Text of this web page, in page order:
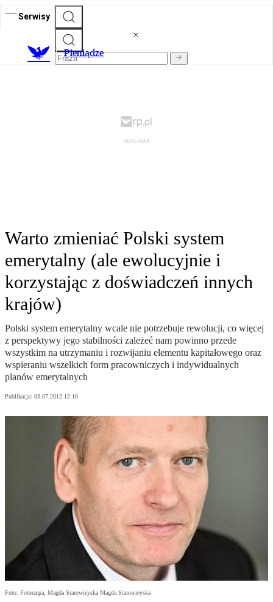
Serwisy
Pieniądze
Warto zmieniać Polski system
emerytalny (ale ewolucyjnie i
korzystając z doświadczeń innych
krajów)
Polski system emerytalny wcale nie potrzebuje rewolucji, co więcej
z perspektywy jego stabilności zależeć nam powinno przede
wszystkim na utrzymaniu i rozwijaniu elementu kapitałowego oraz
wspieraniu wszelkich form pracowniczych i indywidualnych
planów emerytalnych
Publikacja: 03.07.2012 12:16
Foto: Fotorzepa, Magda Starowieyska Magda Starowieyska